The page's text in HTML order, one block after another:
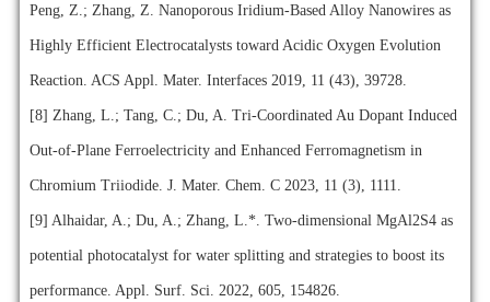
Peng, Z.; Zhang, Z. Nanoporous Iridium-Based Alloy Nanowires as
Highly Efficient Electrocatalysts toward Acidic Oxygen Evolution
Reaction. ACS Appl. Mater. Interfaces 2019, 11 (43), 39728.
[8] Zhang, L.; Tang, C.; Du, A. Tri-Coordinated Au Dopant Induced
Out-of-Plane Ferroelectricity and Enhanced Ferromagnetism in
Chromium Triiodide. J. Mater. Chem. C 2023, 11 (3), 1111.
[9] Alhaidar, A.; Du, A.; Zhang, L.*. Two-dimensional MgAl2S4 as
potential photocatalyst for water splitting and strategies to boost its
performance. Appl. Surf. Sci. 2022, 605, 154826.